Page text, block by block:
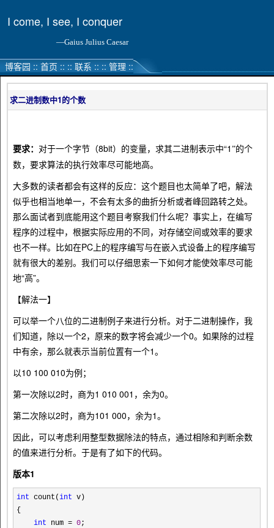
I come, I see, I conquer
—Gaius Julius Caesar
博客园 :: 首页 :: :: 联系 :: :: 管理 ::
求二进制数中1的个数
要求： 对于一个字节（8bit）的变量，求其二进制表示中“1 ”的个
数，要求算法的执行效率尽可能地高。
大多数的读者都会有这样的反应：这个题目也太简单了吧，解法
似乎也相当地单一，不会有太多的曲折分析或者峰回路转之处。
那么面试者到底能用这个题目考察我们什么呢？事实上，在编写
程序的过程中，根据实际应用的不同，对存储空间或效率的要求
也不一样。比如在PC上的程序编写与在嵌入式设备上的程序编写
就有很大的差别。我们可以仔细思索一下如何才能使效率尽可能
地“高”。
【解法一】
可以举一个八位的二进制例子来进行分析。对于二进制操作，我
们知道，除以一个2，原来的数字将会减少一个0。如果除的过程
中有余，那么就表示当前位置有一个1。
以10 100 010为例；
第一次除以2时，商为1 010 001，余为0。
第二次除以2时，商为101 000，余为1。
因此，可以考虑利用整型数据除法的特点，通过相除和判断余数
的值来进行分析。于是有了如下的代码。
版本1
int count(int v)
{
int num = 0;